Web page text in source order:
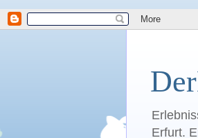
Erfurt.